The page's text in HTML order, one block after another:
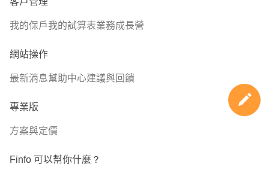
我的保戶我的試算表業務成長營
網站操作
最新消息幫助中心建議與回饋
專業版
方案與定價
Finfo 可以幫你什麼？